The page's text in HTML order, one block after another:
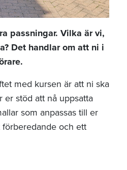
passningar. Vilka är vi,
Det handlar om att ni i
med kursen är att ni ska
stöd att nå uppsatta
som anpassas till er
och ett